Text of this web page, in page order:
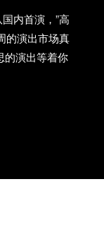
内首演，”高
的演出市场真
的演出等着你